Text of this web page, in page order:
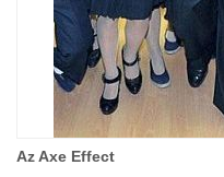
Az Axe Effect